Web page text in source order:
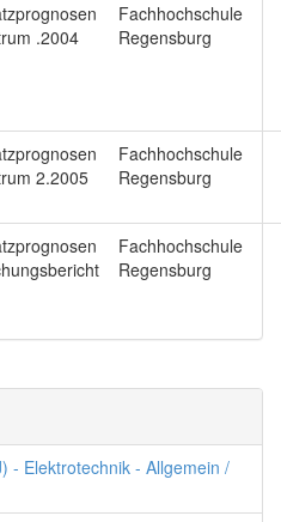
.2004
Fachhochschule
Regensburg
2.2005
Fachhochschule
Regensburg
Fachhochschule
Regensburg
- Elektrotechnik - Allgemein /